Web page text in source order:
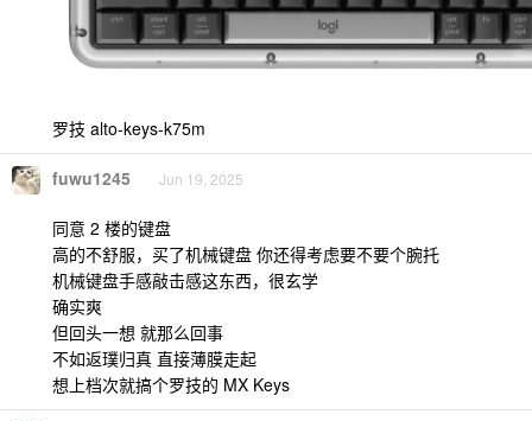
罗技 alto-keys-k75m
fuwu1245 Jun 19, 2025
同意 2 楼的键盘
高的不舒服，买了机械键盘 你还得考虑要不要个腕托
机械键盘手感敲击感这东西，很玄学
确实爽
但回头一想 就那么回事
不如返璞归真 直接薄膜走起
想上档次就搞个罗技的 MX Keys